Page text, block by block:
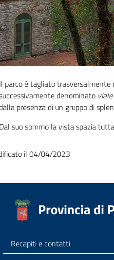
parco è tagliato trasversalmente
denominato
presenza di un gruppo di
suo sommo la vista spazia
il 04/04/2023
Provincia di
Recapiti e contatti